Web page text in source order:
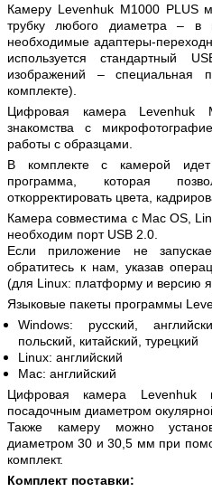
Камеру Levenhuk M1000 PLUS
трубку любого диаметра – в
необходимые адаптеры-
используется стандартный
изображений – специальная
комплекте).
Цифровая камера Levenhuk
знакомства с
работы с образцами.
В комплекте с камерой идет
программа, которая
откорректировать цвета,
Камера совместима с Mac OS,
необходим порт USB 2.0.
Если приложение не
обратитесь к нам, указав
(для Linux: платформу и версию
Языковые пакеты программы
Windows: русский,
польский, китайский, турецкий
Linux: английский
Mac: английский
Цифровая камера Levenhuk
посадочным диаметром
Также камеру можно
диаметром 30 и 30,5 мм при
комплект.
Комплект поставки: